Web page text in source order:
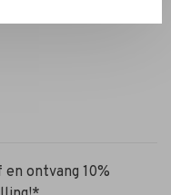
ontvang 10%